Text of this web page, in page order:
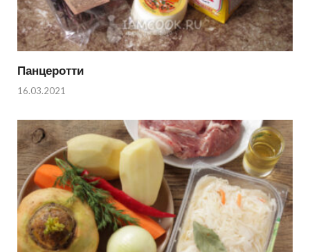
Панцеротти
16.03.2021